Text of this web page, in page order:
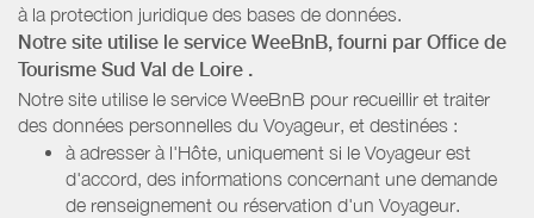
à la protection juridique des bases de données.
Notre site utilise le service WeeBnB, fourni par Office de
Tourisme Sud Val de Loire .
Notre site utilise le service WeeBnB pour recueillir et traiter
des données personnelles du Voyageur, et destinées :
à adresser à l'Hôte, uniquement si le Voyageur est
d'accord, des informations concernant une demande
de renseignement ou réservation d'un Voyageur.